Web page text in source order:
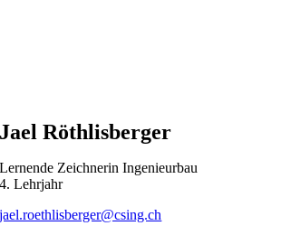
Jael Röthlisberger
Lernende Zeichnerin Ingenieurbau
4. Lehrjahr
jael.roethlisberger@csing.ch